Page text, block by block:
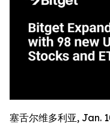
塞舌尔维多利亚, Jan.